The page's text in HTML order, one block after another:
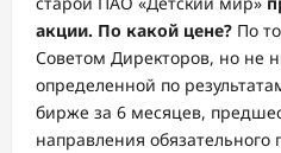
акции. По какой цене? По
Советом Директоров, но не
определенной по
бирже за 6 месяцев,
направления